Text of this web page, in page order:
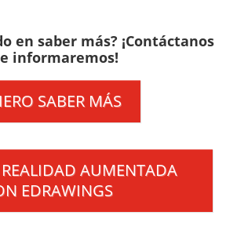
en saber más? ¡Contáctanos
informaremos!
SABER MÁS
AUMENTADA
EDRAWINGS